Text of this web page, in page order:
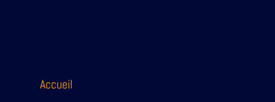
Accueil